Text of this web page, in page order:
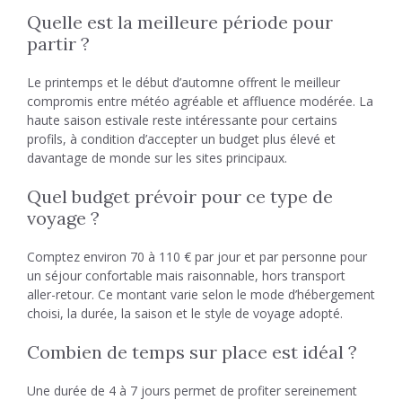
Quelle est la meilleure période pour
partir ?
Le printemps et le début d’automne offrent le meilleur
compromis entre météo agréable et affluence modérée. La
haute saison estivale reste intéressante pour certains
profils, à condition d’accepter un budget plus élevé et
davantage de monde sur les sites principaux.
Quel budget prévoir pour ce type de
voyage ?
Comptez environ 70 à 110 € par jour et par personne pour
un séjour confortable mais raisonnable, hors transport
aller-retour. Ce montant varie selon le mode d’hébergement
choisi, la durée, la saison et le style de voyage adopté.
Combien de temps sur place est idéal ?
Une durée de 4 à 7 jours permet de profiter sereinement